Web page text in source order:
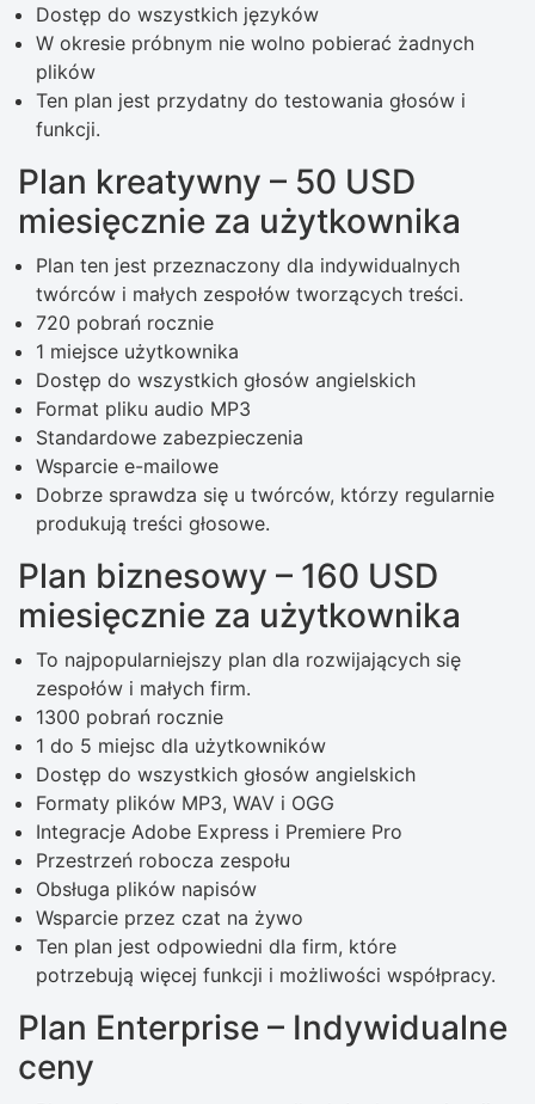
Dostęp do wszystkich języków
W okresie próbnym nie wolno pobierać żadnych
plików
Ten plan jest przydatny do testowania głosów i
funkcji.
Plan kreatywny – 50 USD
miesięcznie za użytkownika
Plan ten jest przeznaczony dla indywidualnych
twórców i małych zespołów tworzących treści.
720 pobrań rocznie
1 miejsce użytkownika
Dostęp do wszystkich głosów angielskich
Format pliku audio MP3
Standardowe zabezpieczenia
Wsparcie e-mailowe
Dobrze sprawdza się u twórców, którzy regularnie
produkują treści głosowe.
Plan biznesowy – 160 USD
miesięcznie za użytkownika
To najpopularniejszy plan dla rozwijających się
zespołów i małych firm.
1300 pobrań rocznie
1 do 5 miejsc dla użytkowników
Dostęp do wszystkich głosów angielskich
Formaty plików MP3, WAV i OGG
Integracje Adobe Express i Premiere Pro
Przestrzeń robocza zespołu
Obsługa plików napisów
Wsparcie przez czat na żywo
Ten plan jest odpowiedni dla firm, które
potrzebują więcej funkcji i możliwości współpracy.
Plan Enterprise – Indywidualne
ceny